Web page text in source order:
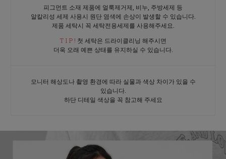
피그먼트 소재 제품에 얼룩제거제, 비누, 주방세제 등
알칼리성 세제 사용시 원단 염색에 손상이 발생할 수 있습니다.
제품 세탁시 꼭 세탁전용세제를 사용해주세요.
T I P ! 첫 세탁은 드라이클리닝 해주시면
더욱 오래 예쁜 상태를 유지하실 수 있습니다.
모니터 해상도나 촬영 환경에 따라 실물과 색상 차이가 있을 수
있습니다.
하단 디테일 색상을 꼭 참고해 주세요